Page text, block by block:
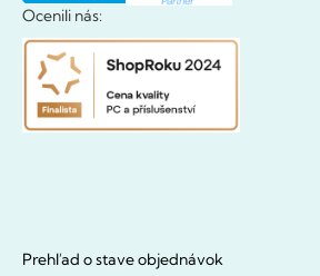
Ocenili nás:
Prehľad o stave objednávok